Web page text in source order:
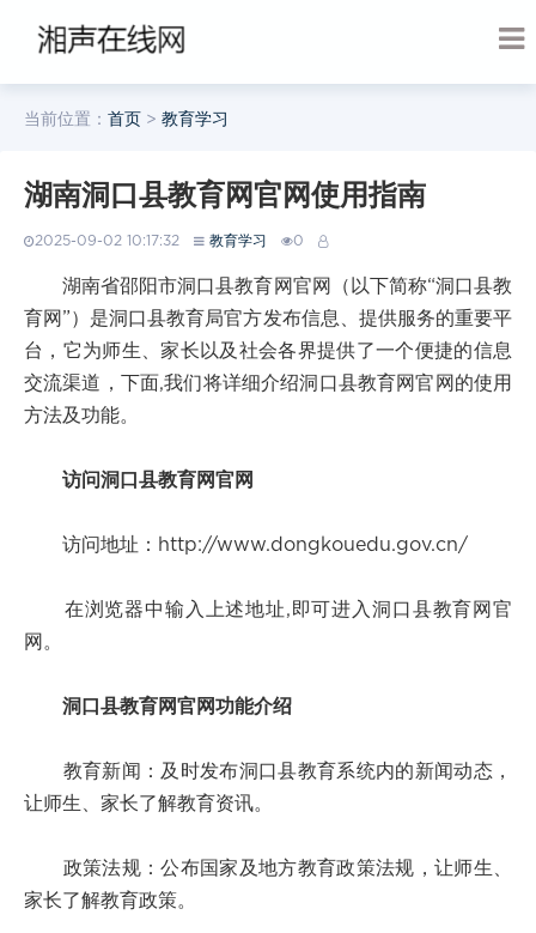
当前位置： 首页 > 教育学习
湖南洞口县教育网官网使用指南
2025-09-02 10:17:32 教育学习 0
湖南省邵阳市洞口县教育网官网（以下简称“洞口县教
育网”）是洞口县教育局官方发布信息、提供服务的重要平
台，它为师生、家长以及社会各界提供了一个便捷的信息
交流渠道，下面,我们将详细介绍洞口县教育网官网的使用
方法及功能。
访问洞口县教育网官网
访问地址：http://www.dongkouedu.gov.cn/
在浏览器中输入上述地址,即可进入洞口县教育网官
网。
洞口县教育网官网功能介绍
教育新闻：及时发布洞口县教育系统内的新闻动态，
让师生、家长了解教育资讯。
政策法规：公布国家及地方教育政策法规，让师生、
家长了解教育政策。